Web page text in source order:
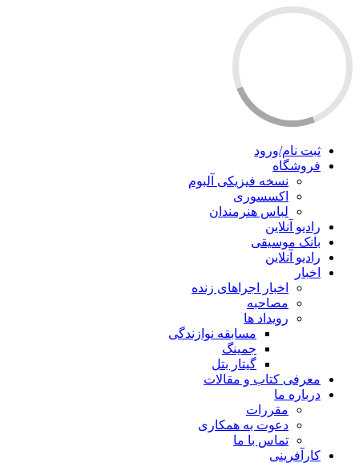
ثبت نام/ورود
فروشگاه
نسخه فیزیکی آلبوم
اکسسوری
لباس هنرمندان
رادیو آنلاین
بانک موسیقی
رادیو آنلاین
اخبار
اخبار اجراهای زنده
مصاحبه
رویداد ها
مسابقه نوازندگی
جمینگ
گیتار بتل
معرفی کتاب و مقالات
درباره ما
مقررات
دعوت به همکاری
تماس با ما
کارآفرینی